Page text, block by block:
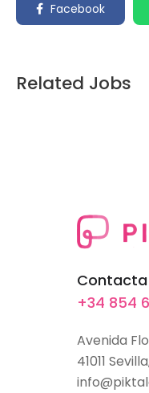
Facebook
Related Jobs
+34 854
Avenida
41011